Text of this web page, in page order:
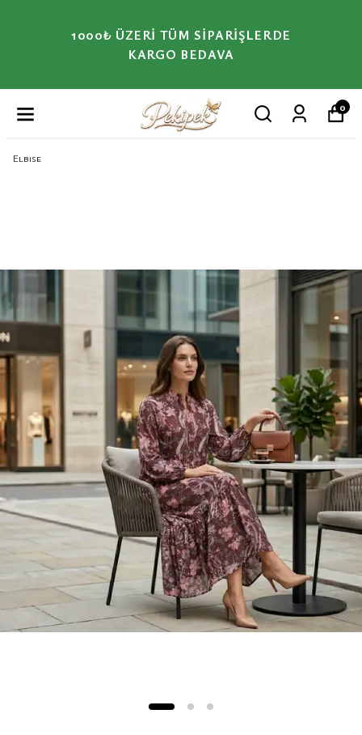
1000₺ ÜZERI TÜM SIPARIŞLERDE
KARGO BEDAVA
0
Elbise